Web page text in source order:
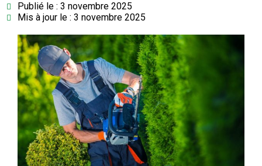
Publié le : 3 novembre 2025
Mis à jour le : 3 novembre 2025